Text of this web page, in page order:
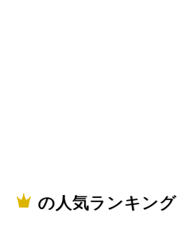
の人気ランキング